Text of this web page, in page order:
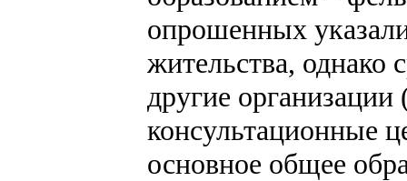
опрошенных
жительства, однако
другие
консультационные
основное общее